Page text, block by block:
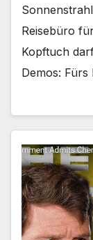
Reisebüro
Kopftuch
Demos: